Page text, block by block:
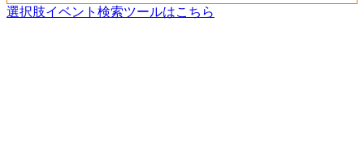
選択肢イベント検索ツールはこちら